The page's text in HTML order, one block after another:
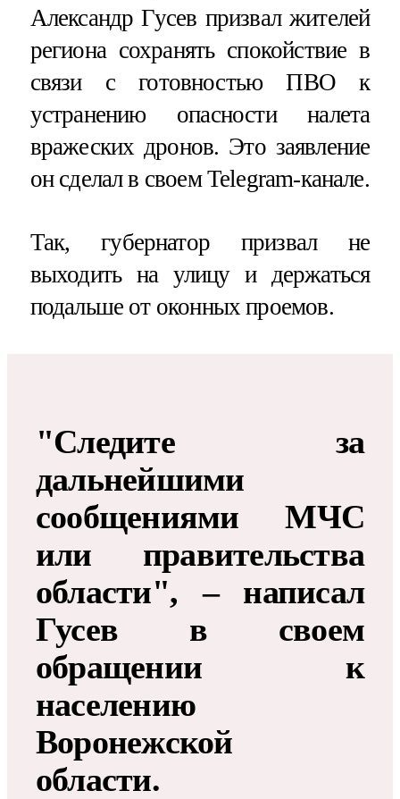
Александр Гусев призвал жителей
региона сохранять спокойствие в
связи с готовностью ПВО к
устранению опасности налета
вражеских дронов. Это заявление
он сделал в своем Telegram-канале.
Так, губернатор призвал не
выходить на улицу и держаться
подальше от оконных проемов.
"Следите за
дальнейшими
сообщениями МЧС
или правительства
области", – написал
Гусев в своем
обращении к
населению
Воронежской
области.